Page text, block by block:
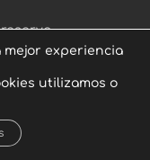
Room en
mejor experiencia
utilizamos o